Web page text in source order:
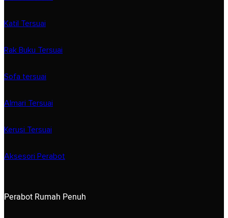
Katil Tersuai
Rak Buku Tersuai
Sofa tersuai
Almari Tersuai
Kerusi Tersuai
Aksesori Perabot
Perabot Rumah Penuh